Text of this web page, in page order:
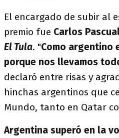
El encargado de subir al
premio fue Carlos
El Tula. "Como argentino
porque nos llevamos
declaró entre risas y
hinchas argentinos que
Mundo, tanto en Qatar
Argentina superó en la